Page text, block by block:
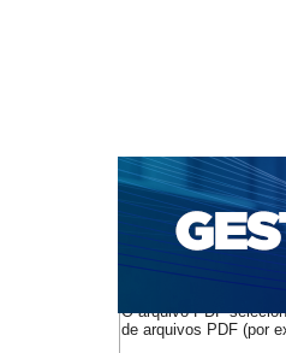
CAPA SOBRE
PORTAL DE REVISTAS
PARA SUBMISSÃO DE
Capa v. 23, jan./dez.
O arquivo PDF
de arquivos PDF (por